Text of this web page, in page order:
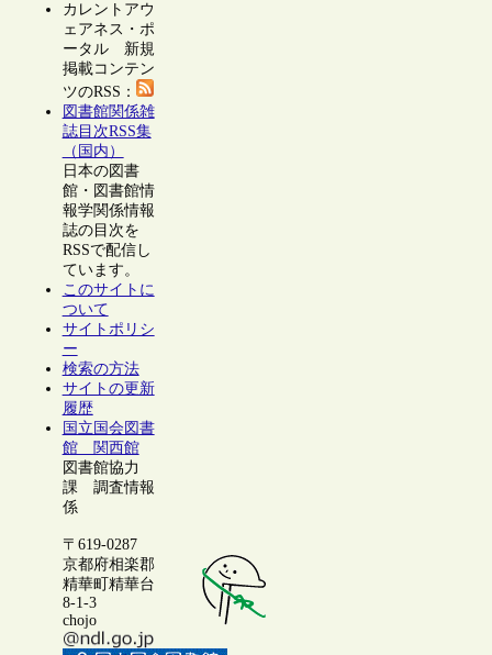
カレントアウ
ェアネス・ポ
ータル 新規
掲載コンテン
ツのRSS：
図書館関係雑
誌目次RSS集
（国内）
日本の図書
館・図書館情
報学関係情報
誌の目次を
RSSで配信し
ています。
このサイトに
ついて
サイトポリシ
ー
検索の方法
サイトの更新
履歴
国立国会図書
館 関西館
図書館協力
課 調査情報
係
〒619-0287
京都府相楽郡
精華町精華台
8-1-3
chojo